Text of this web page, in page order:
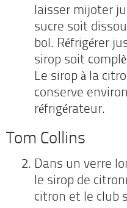
laisser mijoter
sucre soit
bol. Réfrigérer
sirop soit
Le sirop à la
conserve
réfrigérateur.
Tom Collins
Dans un verre
le sirop de
citron et le club